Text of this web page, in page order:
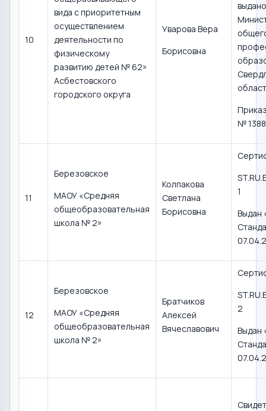
10
вида с приоритетным
осуществлением
деятельности по
физическому
развитию детей № 62»
Асбестовского
городского округа
Уварова Вера
Борисовна
выдано
№
11
Березовское
МАОУ «Средняя
общеобразовательная
школа № 2»
Колпакова
Светлана
Борисовна
1
Выдан
12
Березовское
МАОУ «Средняя
общеобразовательная
школа № 2»
Братчиков
Алексей
Вячеславович
2
Выдан